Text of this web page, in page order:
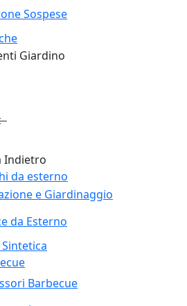
Sospese
Giardino
Indietro
da esterno
e Giardinaggio
da Esterno
Barbecue